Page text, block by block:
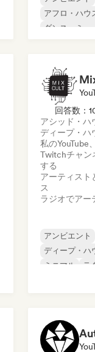
アフロ・ハウ
ダンス・ミュ
エレクトロニカ
回答数：
アシッド・ハ
ディープ・ハ
私のYouTube
Twitchチャン
する
アーティスト
ス
ラジオでアー
アンビエント
ディープ・ハ
ミニマル
テ